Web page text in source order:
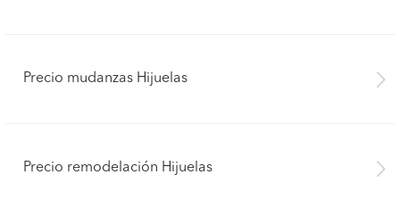
Precio mudanzas Hijuelas
Precio remodelación Hijuelas